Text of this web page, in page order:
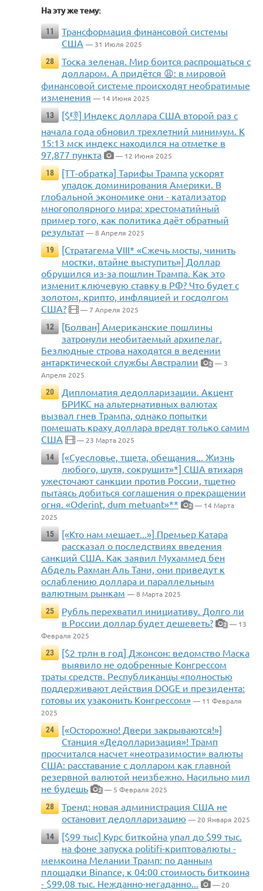
На эту же тему:
11
Трансформация финансовой системы
США — 31 Июля 2025
28
Тоска зеленая. Мир боится распрощаться с
долларом. А придётся 😩: в мировой
финансовой системе происходят необратимые
изменения — 14 Июня 2025
13
[$👎] Индекс доллара США второй раз с
начала года обновил трехлетний минимум. К
15:13 мск индекс находился на отметке в
97,877 пункта
— 12 Июня 2025
18
[ТТ-обратка] Тарифы Трампа ускорят
упадок доминирования Америки. В
глобальной экономике они - катализатор
многополярного мира: хрестоматийный
пример того, как политика даёт обратный
результат — 8 Апреля 2025
19
[Стратагема VIII* «Сжечь мосты, чинить
мостки, втайне выступить»] Доллар
обрушился из-за пошлин Трампа. Как это
изменит ключевую ставку в РФ? Что будет с
золотом, крипто, инфляцией и госдолгом
США?
— 7 Апреля 2025
12
[Болван] Американские пошлины
затронули необитаемый архипелаг.
Безлюдные строва находятся в ведении
антарктической службы Австралии
2 — 3
Апреля 2025
20
Дипломатия дедолларизации. Акцент
БРИКС на альтернативных валютах
вызвал гнев Трампа, однако попытки
помешать краху доллара вредят только самим
США
— 23 Марта 2025
14
[«Суесловье, тщета, обещания... Жизнь
любого, шутя, сокрушит»*] США втихаря
ужесточают санкции против России, тщетно
пытаясь добиться соглашения о прекращении
огня. «Oderint, dum metuant»**
2 — 14 Марта
2025
15
[«Кто нам мешает...»] Премьер Катара
рассказал о последствиях введения
санкций США. Как заявил Мухаммед бен
Абдель Рахман Аль Тани, они приведут к
ослаблению доллара и параллельным
валютным рынкам — 8 Марта 2025
25
Рубль перехватил инициативу. Долго ли
в России доллар будет дешеветь?
2 — 13
Февраля 2025
23
[$2 трлн в год] Джонсон: ведомство Маска
выявило не одобренные Конгрессом
траты средств. Республиканцы «полностью
поддерживают действия DOGE и президента:
готовы их узаконить Конгрессом» — 11 Февраля
2025
24
[«Осторожно! Двери закрываются!»]
Станция «Дедолларизация»! Трамп
просчитался насчет «неотразимости» валюты
США: расставание с долларом как главной
резервной валютой неизбежно. Насильно мил
не будешь
2 — 5 Февраля 2025
28
Тренд: новая администрация США не
остановит дедолларизацию — 20 Января 2025
14
[$99 тыс] Курс биткойна упал до $99 тыс.
на фоне запуска politifi-криптовалюты -
мемкоина Мелании Трамп: по данным
площадки Binance, к 04:00 стоимость биткоина
- $99,08 тыс. Нежданно-негаданно...
— 20